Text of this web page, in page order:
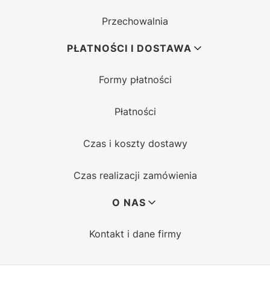
Przechowalnia
PŁATNOŚCI I DOSTAWA
Formy płatności
Płatności
Czas i koszty dostawy
Czas realizacji zamówienia
O NAS
Kontakt i dane firmy